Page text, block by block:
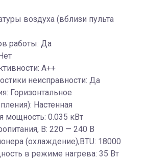
воздуха (вблизи пульта
работы: Да
A++
неисправности: Да
Горизонтальное
Настенная
мощность: 0.035 кВт
В: 220 — 240 В
(охлаждение),BTU: 18000
в режиме нагрева: 35 Вт